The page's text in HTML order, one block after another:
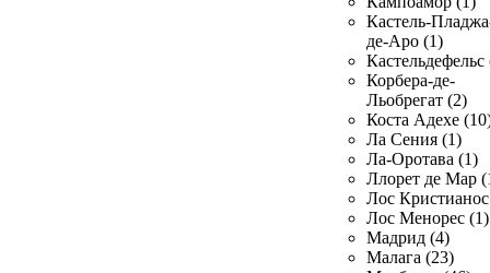
Кастель-
де-Аро (1)
Кастельдефельс
Корбера-де-
Льобрегат (2)
Коста Адехе
Ла Сения (1)
Ла-Оротава (1)
Ллорет де Мар
Лос
Лос Менорес (1)
Мадрид (4)
Малага (23)